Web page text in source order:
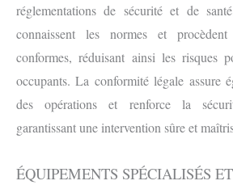
réglementations de sécurité et de
connaissent les normes et
conformes, réduisant ainsi les risques
occupants. La conformité légale assure
des opérations et renforce la
garantissant une intervention sûre et
ÉQUIPEMENTS SPÉCIALISÉS